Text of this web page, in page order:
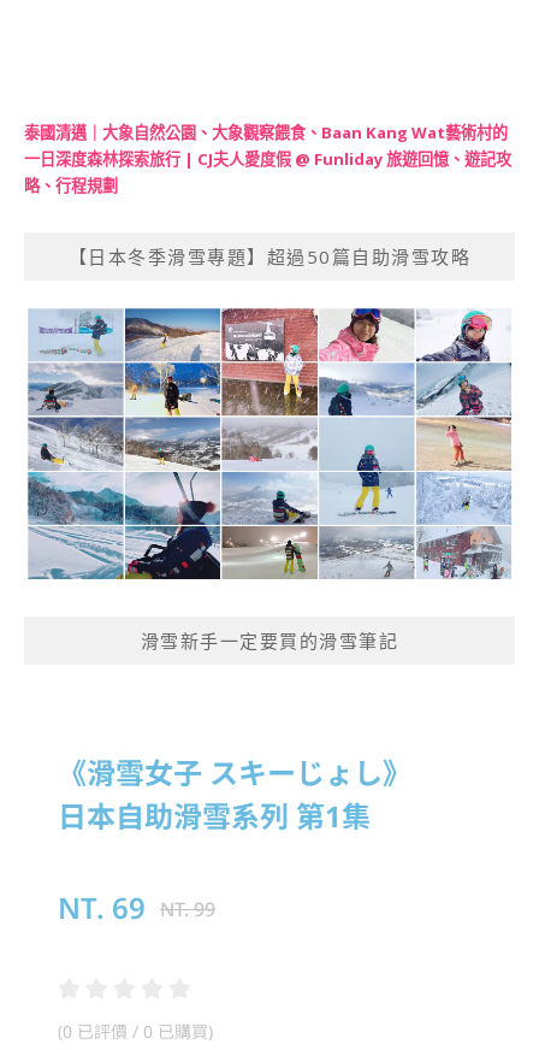
泰國清邁｜大象自然公園、大象觀察餵食、Baan Kang Wat藝術村的
一日深度森林探索旅行 | CJ夫人愛度假 @ Funliday 旅遊回憶、遊記攻
略、行程規劃
【日本冬季滑雪專題】超過50篇自助滑雪攻略
滑雪新手一定要買的滑雪筆記